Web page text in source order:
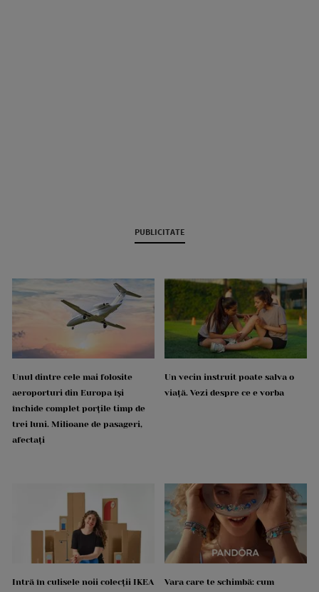
PUBLICITATE
Unul dintre cele mai folosite
aeroporturi din Europa își
închide complet porțile timp de
trei luni. Milioane de pasageri,
afectați
Un vecin instruit poate salva o
viață. Vezi despre ce e vorba
Intră în culisele noii colecții IKEA
Vara care te schimbă: cum